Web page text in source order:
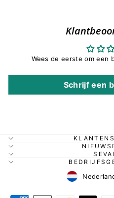
Wees de eerste om een
Schrijf een
Valuta